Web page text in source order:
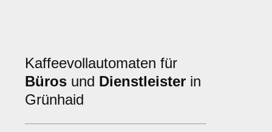
Kaffeevollautomaten für
Büros und Dienstleister in
Grünhaid